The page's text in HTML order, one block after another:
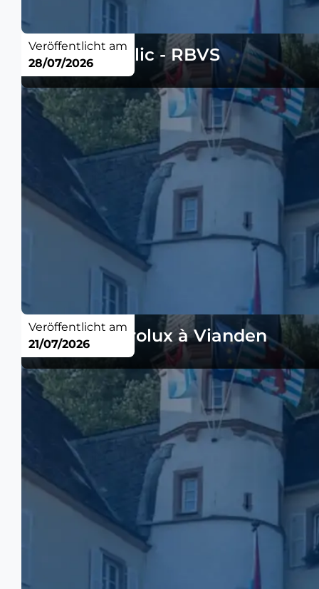
Avis au public - RBVS
Veröffentlicht am
28/07/2026
Avis - Electrolux à Vianden
Veröffentlicht am
21/07/2026